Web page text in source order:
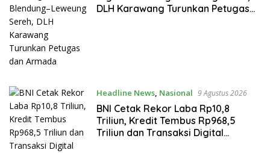
DLH Karawang Turunkan Petugas
Headline News, Nasional 9 Agustus 2026
BNI Cetak Rekor Laba Rp10,8
Triliun, Kredit Tembus Rp968,5
Triliun dan Transaksi Digital